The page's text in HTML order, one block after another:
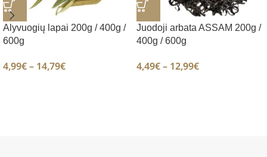
Alyvuogių lapai 200g / 400g /
600g
4,99€– 14,79€
Juodoji arbata ASSAM 200g /
400g / 600g
4,49€– 12,99€